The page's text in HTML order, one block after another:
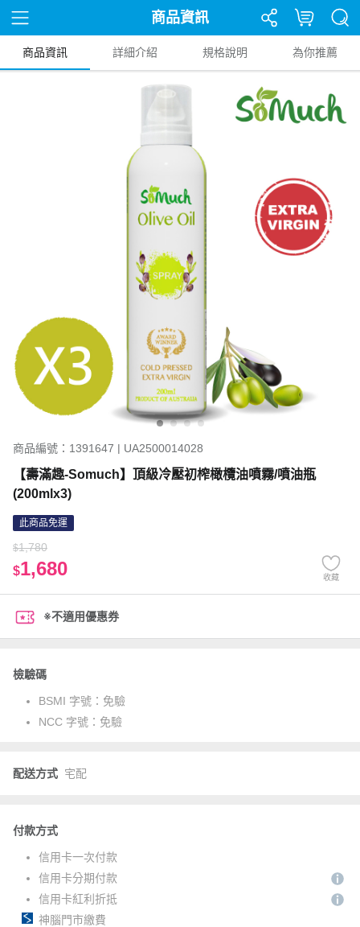
商品資訊
商品資訊 詳細介紹 規格說明 為你推薦
商品編號：1391647 | UA2500014028
【壽滿趣-Somuch】頂級冷壓初榨橄欖油噴霧/噴油瓶
(200mlx3)
此商品免運
$1,780
$1,680 收藏
※不適用優惠券
檢驗碼
BSMI 字號： 免驗
NCC 字號： 免驗
配送方式 宅配
付款方式
信用卡一次付款
信用卡分期付款
信用卡紅利折抵
神腦門市繳費